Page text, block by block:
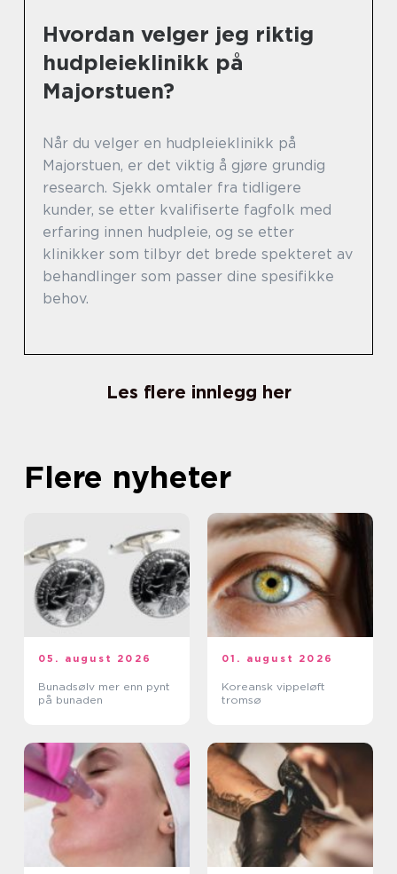
Hvordan velger jeg riktig
hudpleieklinikk på
Majorstuen?
Når du velger en hudpleieklinikk på
Majorstuen, er det viktig å gjøre grundig
research. Sjekk omtaler fra tidligere
kunder, se etter kvalifiserte fagfolk med
erfaring innen hudpleie, og se etter
klinikker som tilbyr det brede spekteret av
behandlinger som passer dine spesifikke
behov.
Les flere innlegg her
Flere nyheter
05. august 2026
Bunadsølv mer enn pynt
på bunaden
01. august 2026
Koreansk vippeløft
tromsø